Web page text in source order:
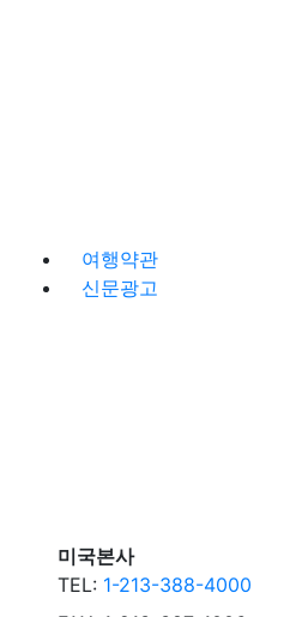
여행약관
신문광고
미국본사
TEL: 1-213-388-4000